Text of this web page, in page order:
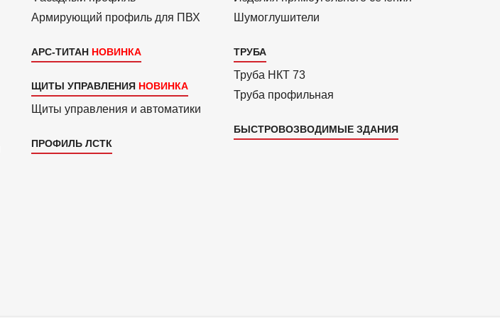
Армиру­ю­щий профиль для ПВХ
АРС-ТИТАН
ЩИТЫ УПРАВЛЕНИЯ
Щиты управления и автоматики
ПРОФИЛЬ ЛСТК
Шумоглушители
ТРУБА
Труба НКТ 73
Труба профильная
БЫСТРОВОЗВОДИМЫЕ ЗДАНИЯ